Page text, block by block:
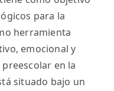
para la
herramienta
emocional y
en la
situado bajo un